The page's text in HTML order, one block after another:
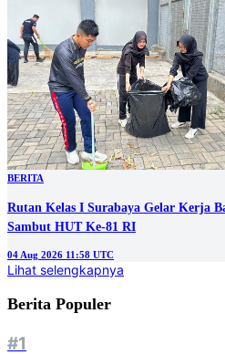
BERITA
Rutan Kelas I Surabaya Gelar Kerja
Sambut HUT Ke-81 RI
04 Aug 2026 11:58 UTC
Lihat selengkapnya
Berita Populer
#1